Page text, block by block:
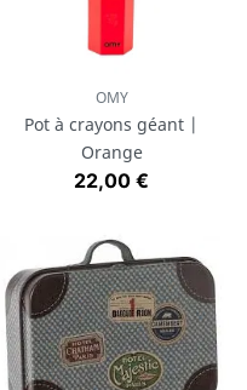
OMY
Pot à crayons géant |
Orange
Prix
22,00 €